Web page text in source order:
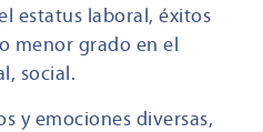
estatus laboral, éxitos
menor grado en el
social.
y emociones diversas,